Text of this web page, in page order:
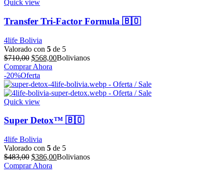
Quick view
Transfer Tri-Factor Formula 🇧🇴
4life Bolivia
Valorado con 5 de 5
$710,00 El
precio
original
era:
$710,00.
$568,00El
es:
$568,00.
Bolivianos
Comprar Ahora
-20%Oferta
Quick view
Super Detox™ 🇧🇴
4life Bolivia
Valorado con 5 de 5
$483,00 El
precio
$386,00El
Bolivianos
Comprar Ahora